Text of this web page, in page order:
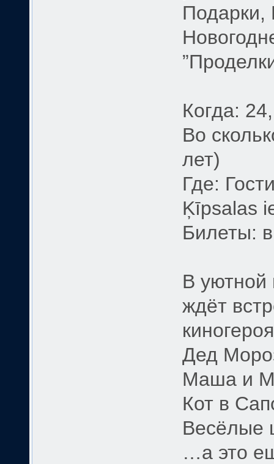
Подарки,
Когда:
Во
лет)
Где:
Ķīpsalas
Билеты:
В уютной
ждёт
Дед
Маша и
Кот в
Весёлые
…а это